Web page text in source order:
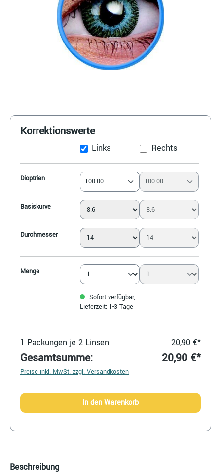
Beschreibung
Korrektionswerte
Dioptrien
Basiskurve
Durchmesser
Menge
Links
+00.00
Sofort verfügbar,
Lieferzeit: 1-3 Tage
Rechts
+00.00
1 Packungen je 2 Linsen 20,90 €*
Gesamtsumme: 20,90 €*
Preise inkl. MwSt. zzgl. Versandkosten
In den Warenkorb